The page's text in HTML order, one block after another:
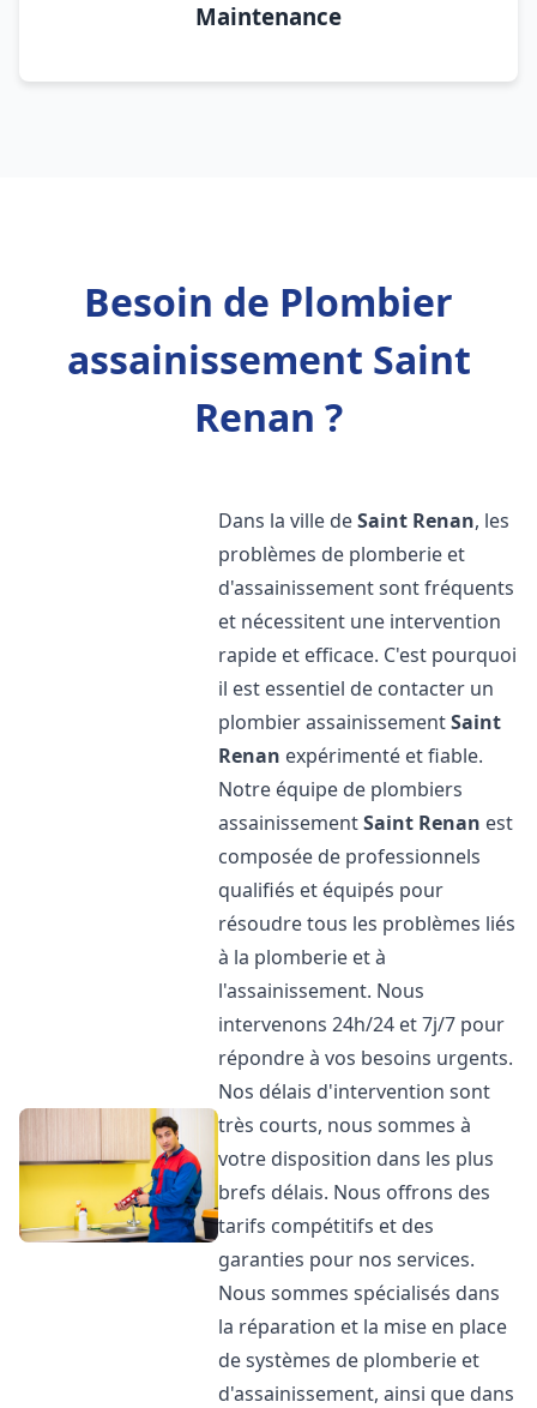
Maintenance
Besoin de Plombier
assainissement Saint
Renan ?
Dans la ville deSaint Renan, les
problèmes de plomberie et
d'assainissement sont fréquents
et nécessitent une intervention
rapide et efficace. C'est pourquoi
il est essentiel de contacter un
plombier assainissementSaint
Renan expérimenté et fiable.
Notre équipe de plombiers
assainissementSaint Renan est
composée de professionnels
qualifiés et équipés pour
résoudre tous les problèmes liés
à la plomberie et à
l'assainissement. Nous
intervenons 24h/24 et 7j/7 pour
répondre à vos besoins urgents.
Nos délais d'intervention sont
très courts, nous sommes à
votre disposition dans les plus
brefs délais. Nous offrons des
tarifs compétitifs et des
garanties pour nos services.
Nous sommes spécialisés dans
la réparation et la mise en place
de systèmes de plomberie et
d'assainissement, ainsi que dans